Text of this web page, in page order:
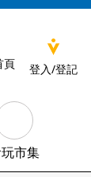
頁 登入/登記
市集